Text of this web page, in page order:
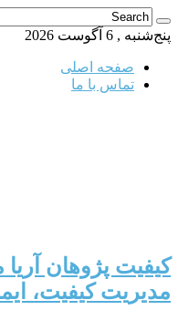
پنج‌شنبه , 6 آگوست 2026
صفحه اصلی
تماس با ما
کیفیت پژوهان
مدیریت کیفیت،